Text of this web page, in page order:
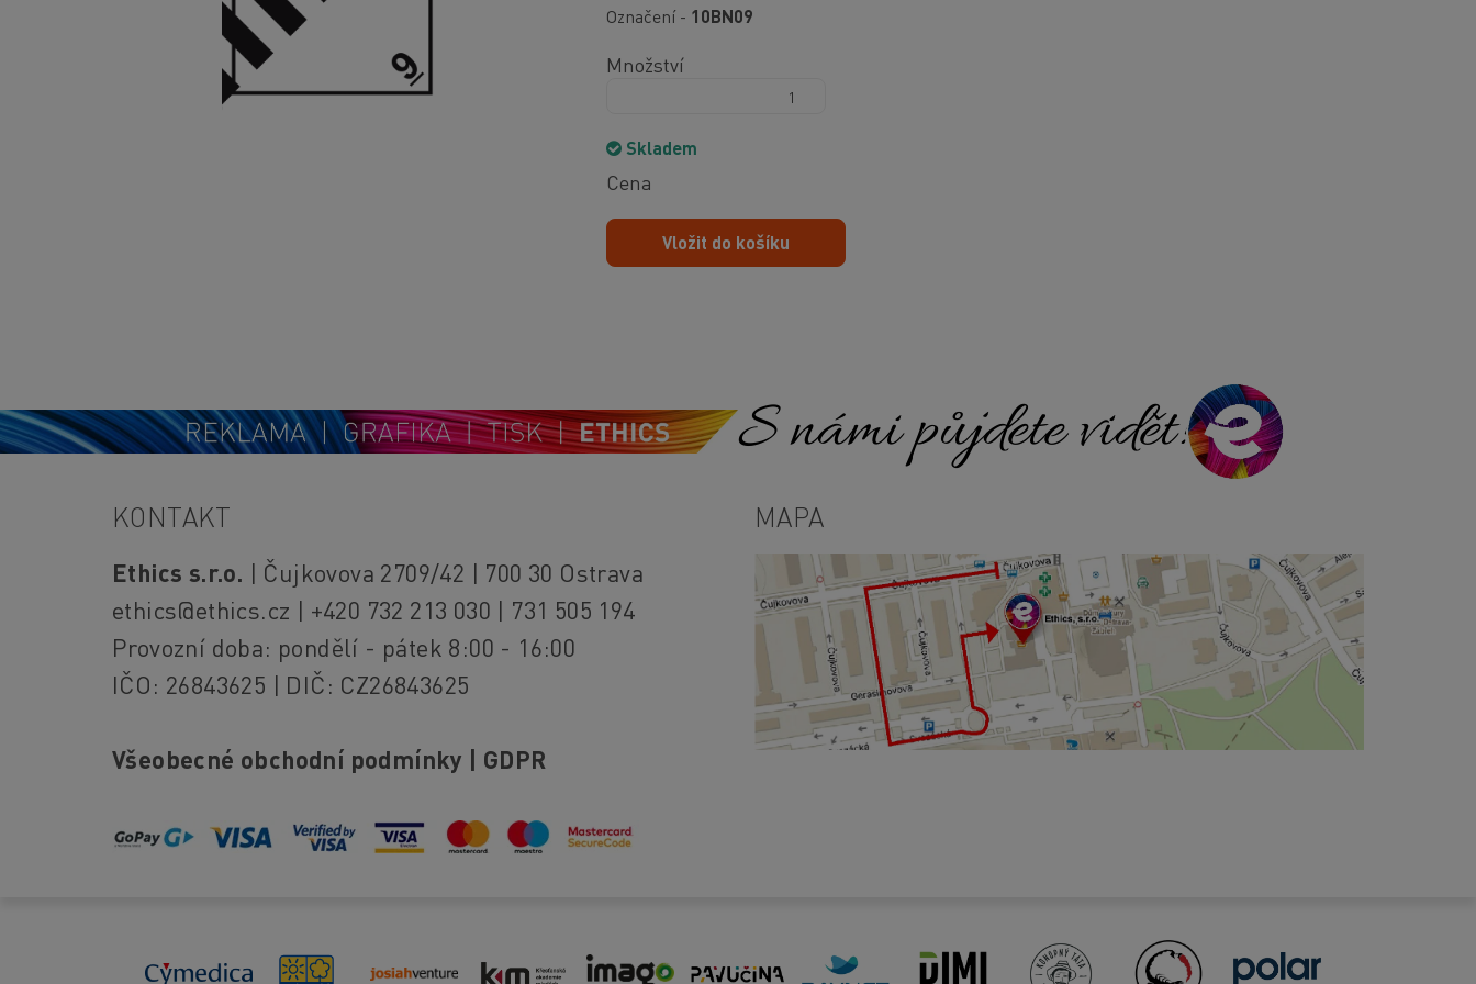
Označení - 10BN09
Množství
Skladem
Cena
Vložit do košíku
S námi půjdete vidět!
KONTAKT
Ethics s.r.o. | Čujkovova 2709/42 | 700 30 Ostrava
ethics@ethics.cz | +420 732 213 030 | 731 505 194
Provozní doba: pondělí - pátek 8:00 - 16:00
IČO: 26843625 | DIČ: CZ26843625
Všeobecné obchodní podmínky | GDPR
MAPA